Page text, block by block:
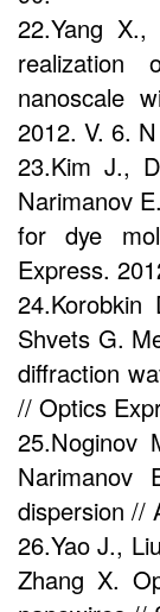
22.Yang
realization
nanoscale
2012. V. 6.
23.Kim J.,
Narimanov
for dye
Express.
Shvets G.
diffraction
// Optics
25.Noginov
Narimanov
dispersion //
26.Yao J.,
Zhang X.